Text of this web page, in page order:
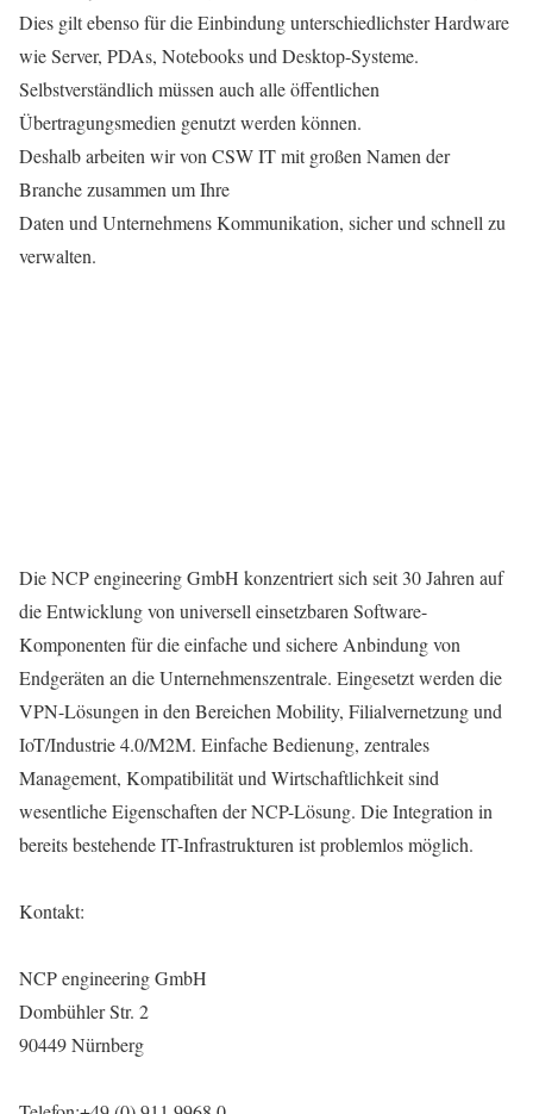
Dies gilt ebenso für die Einbindung unterschiedlichster Hardware
wie Server, PDAs, Notebooks und Desktop-Systeme.
Selbstverständlich müssen auch alle öffentlichen
Übertragungsmedien genutzt werden können.
Deshalb arbeiten wir von CSW IT mit großen Namen der
Branche zusammen um Ihre
Daten und Unternehmens Kommunikation, sicher und schnell zu
verwalten.
Die NCP engineering GmbH konzentriert sich seit 30 Jahren auf
die Entwicklung von universell einsetzbaren Software-
Komponenten für die einfache und sichere Anbindung von
Endgeräten an die Unternehmenszentrale. Eingesetzt werden die
VPN-Lösungen in den Bereichen Mobility, Filialvernetzung und
IoT/Industrie 4.0/M2M. Einfache Bedienung, zentrales
Management, Kompatibilität und Wirtschaftlichkeit sind
wesentliche Eigenschaften der NCP-Lösung. Die Integration in
bereits bestehende IT-Infrastrukturen ist problemlos möglich.
Kontakt:
NCP engineering GmbH
Dombühler Str. 2
90449 Nürnberg